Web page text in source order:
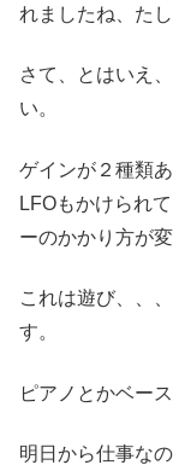
れましたね、たし
さて、とはいえ
い。
ゲインが２種類
LFOもかけられ
ーのかかり方が
これは遊び、、
す。
ピアノとかベー
明日から仕事な